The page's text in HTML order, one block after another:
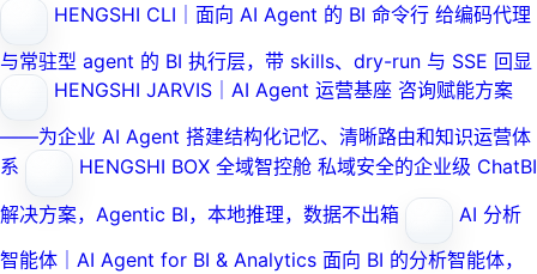
HENGSHI CLI｜面向 AI Agent 的 BI 命令行 给编码代理
与常驻型 agent 的 BI 执行层，带 skills、dry-run 与 SSE 回显
HENGSHI JARVIS｜AI Agent 运营基座 咨询赋能方案
——为企业 AI Agent 搭建结构化记忆、清晰路由和知识运营体
系
HENGSHI BOX 全域智控舱 私域安全的企业级 ChatBI
解决方案，Agentic BI，本地推理，数据不出箱
AI 分析
智能体｜AI Agent for BI & Analytics 面向 BI 的分析智能体，